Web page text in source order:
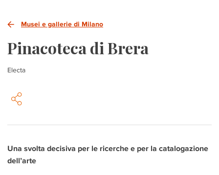
Musei e gallerie di Milano
Pinacoteca di Brera
Electa
Una svolta decisiva per le ricerche e per la catalogazione
dell’arte